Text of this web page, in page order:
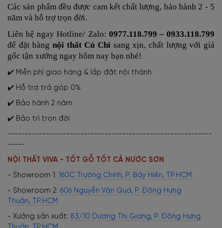
Các sản phẩm đều được cam kết chất lượng, bảo hành 2 - 5
năm và hỗ trợ trọn đời.
Liên hệ ngay Hotline/ Zalo: 0977.118.799 – 0933.118.799
để đặt hàng nội thất Củ Chi sang xịn, chất lượng với giá
gốc tận xưởng ngay hôm nay bạn nhé!
✔️ Miễn phí giao hàng & lắp đặt nội thành
✔️ Hỗ trợ trả góp 0%
✔️ Bảo hành 2 năm
✔️ Bảo trì trọn đời
-----------------------------------------------------------
-----
NỘI THẤT VIVA - TỐT GỖ TỐT CẢ NƯỚC SƠN
- Showroom 1: 160C Trường Chinh, P. Bảy Hiền, TP.HCM
- Showroom 2: 606 Nguyễn Văn Quá, P. Đông Hưng
Thuận, TP.HCM
- Xưởng sản xuất: 83/10 Dương Thị Giang, P. Đông Hưng